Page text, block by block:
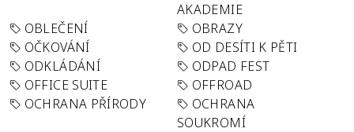
AKADEMIE
OBLEČENÍ
OBRAZY
OČKOVÁNÍ
OD DESÍTI K PĚTI
ODKLÁDÁNÍ
ODPAD FEST
OFFICE SUITE
OFFROAD
OCHRANA PŘÍRODY
OCHRANA
SOUKROMÍ